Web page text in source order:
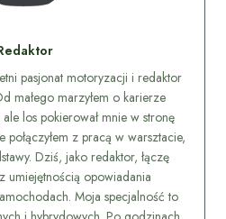
pasjonat motoryzacji i redaktor
małego marzyłem o karierze
los pokierował mnie w stronę
połączyłem z pracą w warsztacie,
Dziś, jako redaktor, łączę
umiejętnością opowiadania
Moja specjalność to